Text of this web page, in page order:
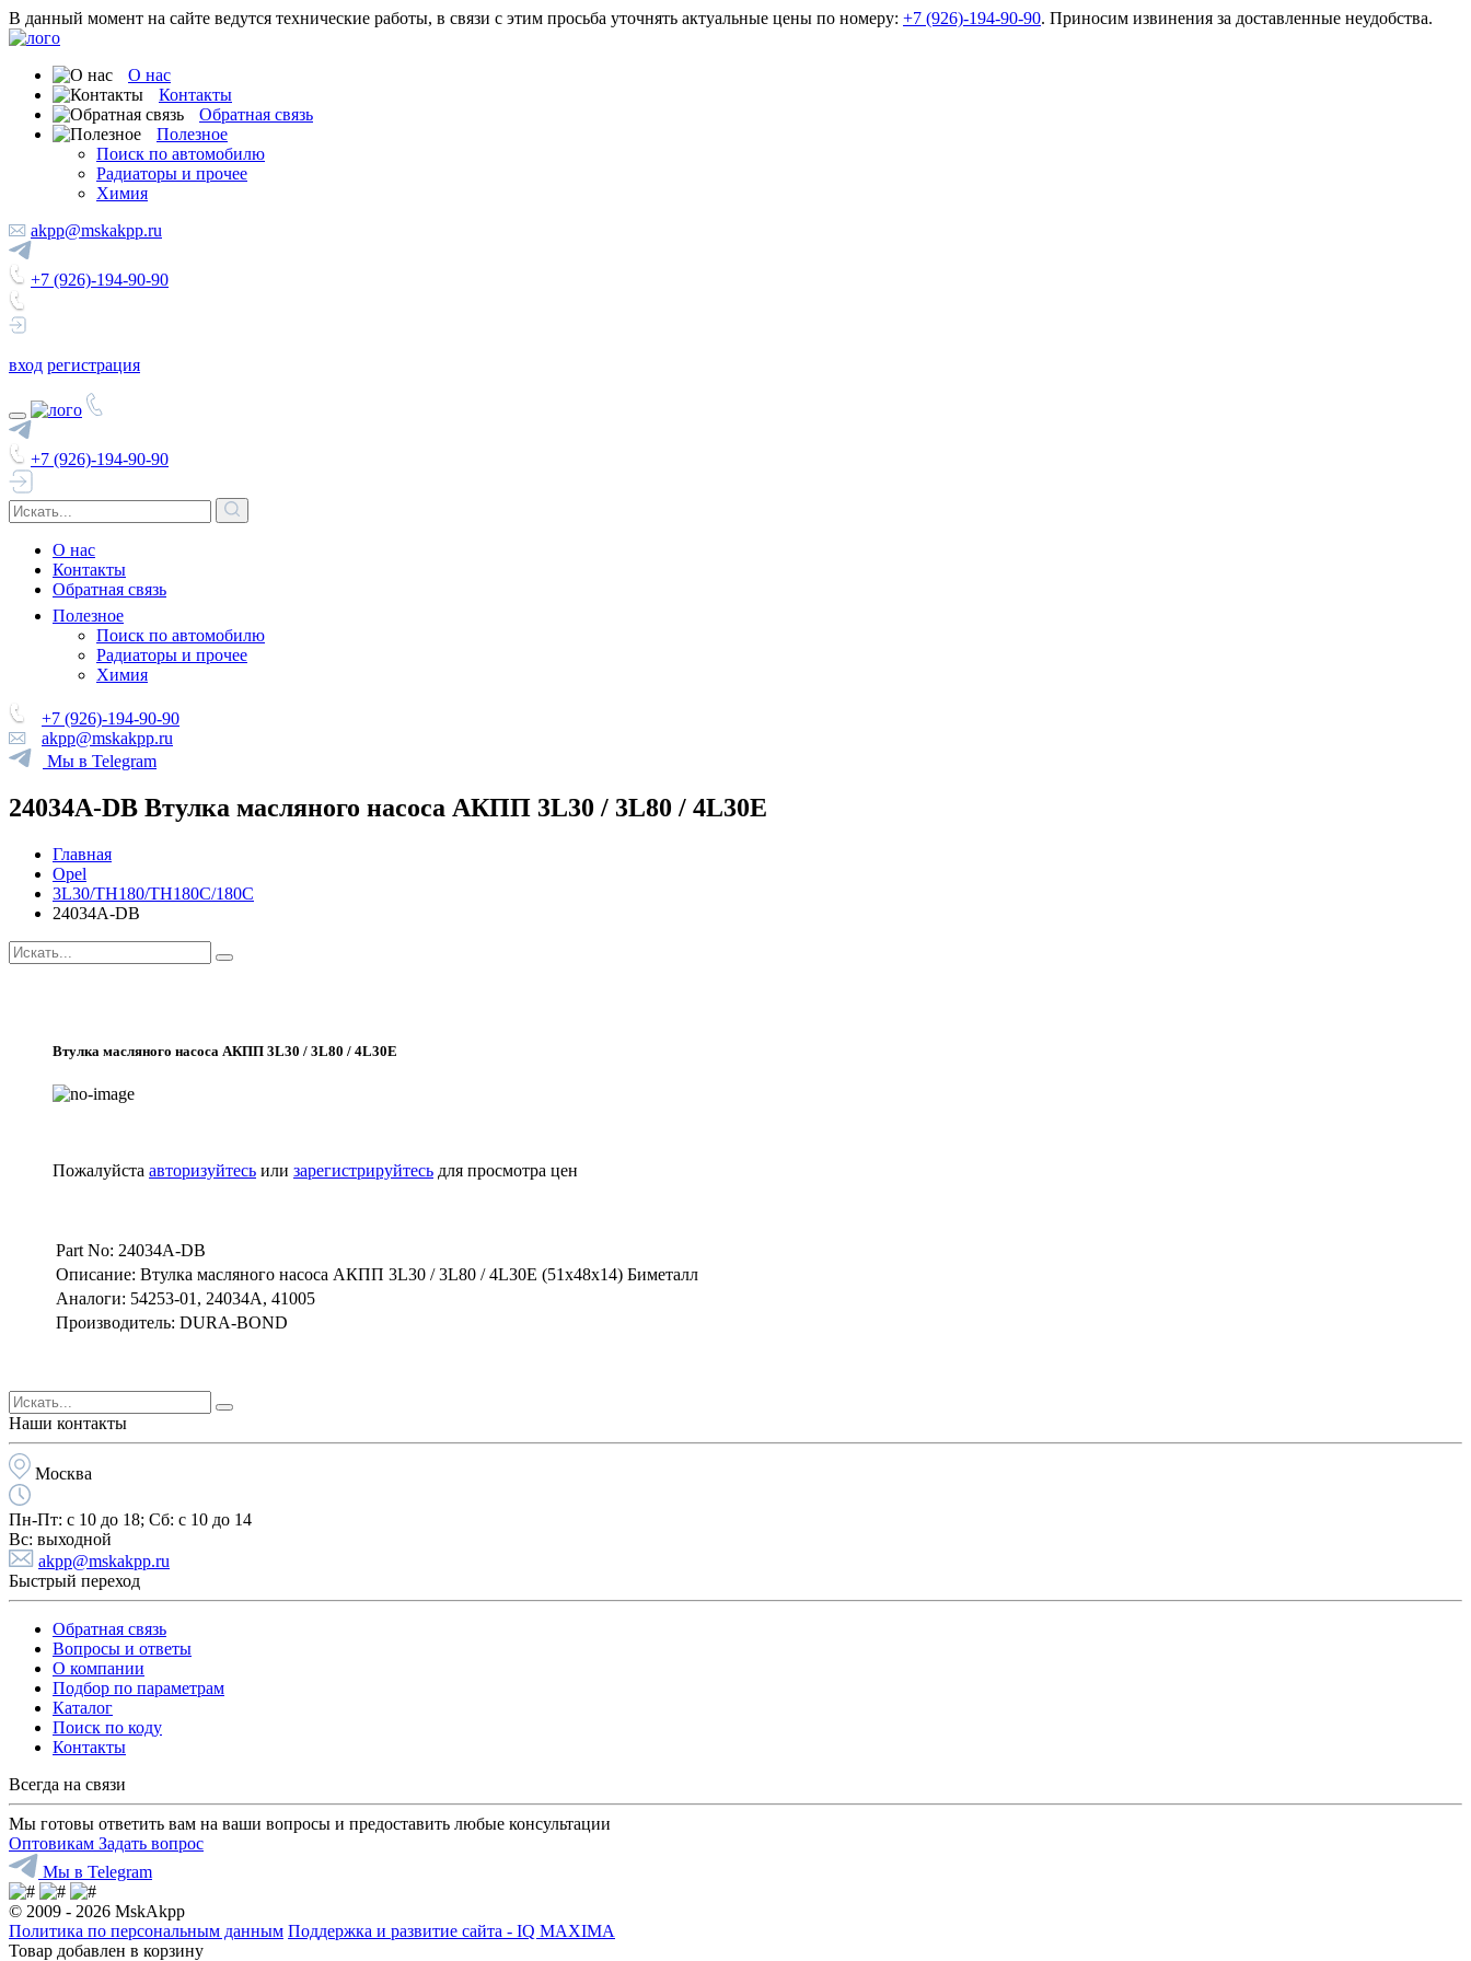
В данный момент на сайте ведутся технические работы, в связи с этим просьба уточнять актуальные цены по номеру: +7 (926)-194-90-90. Приносим извинения за доставленные неудобства.
О нас
Контакты
Обратная связь
Полезное
Поиск по автомобилю
Радиаторы и прочее
Химия
akpp@mskakpp.ru
+7 (926)-194-90-90
вход регистрация
+7 (926)-194-90-90
О нас
Контакты
Обратная связь
Полезное
Поиск по автомобилю
Радиаторы и прочее
Химия
+7 (926)-194-90-90
akpp@mskakpp.ru
Мы в Telegram
24034A-DB Втулка масляного насоса АКПП 3L30 / 3L80 / 4L30E
Главная
Opel
3L30/TH180/TH180C/180C
24034A-DB
Втулка масляного насоса АКПП 3L30 / 3L80 / 4L30E
Пожалуйста авторизуйтесь или зарегистрируйтесь для просмотра цен
Part No: 24034A-DB
Описание: Втулка масляного насоса АКПП 3L30 / 3L80 / 4L30E (51x48x14) Биметалл
Аналоги: 54253-01, 24034A, 41005
Производитель: DURA-BOND
Наши контакты
Москва
Пн-Пт: с 10 до 18; Cб: с 10 до 14
Вс: выходной
akpp@mskakpp.ru
Быстрый переход
Обратная связь
Вопросы и ответы
О компании
Подбор по параметрам
Каталог
Поиск по коду
Контакты
Всегда на связи
Мы готовы ответить вам на ваши вопросы и предоставить любые консультации
Оптовикам Задать вопрос
Мы в Telegram
© 2009 - 2026 MskAkpp
Политика по персональным данным Поддержка и развитие сайта - IQ MAXIMA
Товар добавлен в корзину